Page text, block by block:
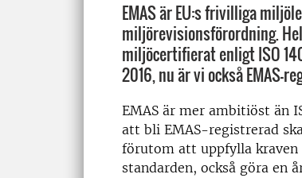
EMAS är EU:s frivilliga
miljörevisionsförordning.
miljöcertifierat enligt ISO
2016, nu är vi också EMAS-
EMAS är mer ambitiöst än
att bli EMAS-registrerad
förutom att uppfylla kraven
standarden, också göra en